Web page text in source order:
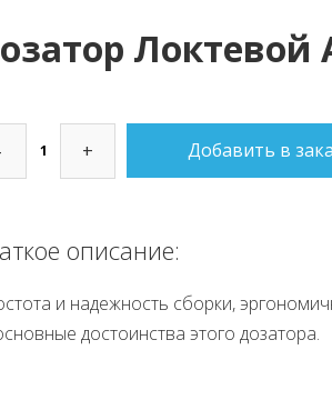
Локтевой
+ Добавить в
описание:
и надежность сборки,
достоинства этого дозатора.